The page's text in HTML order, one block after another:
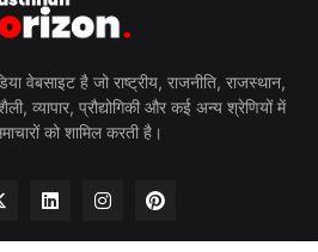
वेबसाइट है जो राष्ट्रीय, राजनीति, राजस्थान,
व्यापार, प्रौद्योगिकी और कई अन्य श्रेणियों में
को शामिल करती है।